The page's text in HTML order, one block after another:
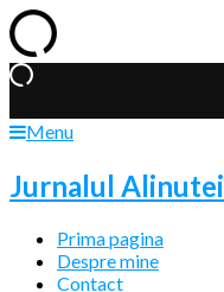
Menu
Jurnalul Alinutei
Prima pagina
Despre mine
Contact